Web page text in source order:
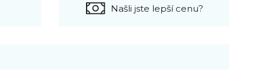
Našli jste lepší cenu?